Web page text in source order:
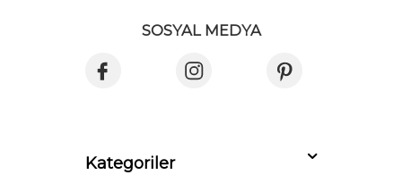
SOSYAL MEDYA
Kategoriler